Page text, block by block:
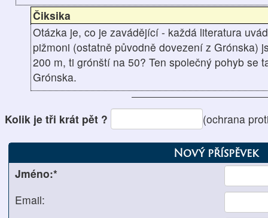
Čiksika
Otázka je, co je zavádějící - každá literatura
pižmoni (ostatně původně dovezení z Grónska)
200 m, ti grónští na 50? Ten společný pohyb se
Grónska.
Kolik je tři krát pět ? (ochrana
Nový příspěvek
Jméno:*
Email: